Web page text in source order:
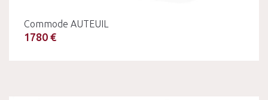
Commode AUTEUIL
1780 €